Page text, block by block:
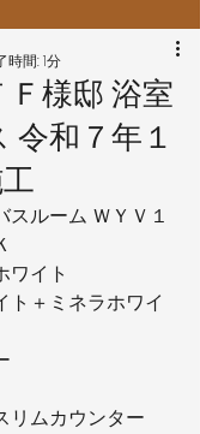
様邸 浴室
令和７年１
時間: 1分
スルーム ＷＹＶ１
ワイト
ト＋ミネラホワイ
リムカウンター